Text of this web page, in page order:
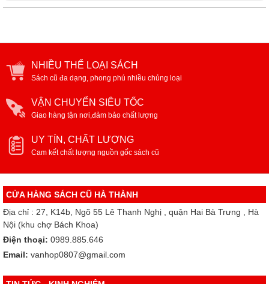
NHIỀU THỂ LOẠI SÁCH
Sách cũ đa dạng, phong phú nhiều chủng loại
VẬN CHUYỂN SIÊU TỐC
Giao hàng tận nơi,đảm bảo chất lượng
UY TÍN, CHẤT LƯỢNG
Cam kết chất lượng nguồn gốc sách cũ
CỬA HÀNG SÁCH CŨ HÀ THÀNH
Địa chỉ : 27, K14b, Ngõ 55 Lê Thanh Nghị , quận Hai Bà Trưng , Hà
Nội (khu chợ Bách Khoa)
Điện thoại: 0989.885.646
Email: vanhop0807@gmail.com